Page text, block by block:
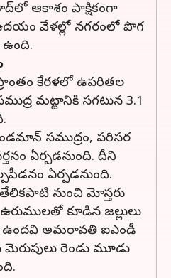
ఆకాశం పాక్షికంగా
వేళల్లో నగరంలో పొగ
కేరళలో ఉపరితల
మట్టానికి సగటున 3.1
సముద్రం, పరిసర
ఏర్పడనుంది. దీని
ఏర్పడనుంది.
నుంచి మోస్తరు
కూడిన జల్లులు
ఉందవి అమరావతి ఐఎండీ
మెరుపులు రెండు మూడు